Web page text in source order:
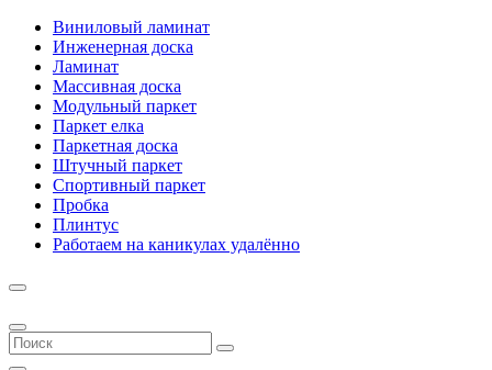
Виниловый ламинат
Инженерная доска
Ламинат
Массивная доска
Модульный паркет
Паркет елка
Паркетная доска
Штучный паркет
Спортивный паркет
Пробка
Плинтус
Работаем на каникулах удалённо